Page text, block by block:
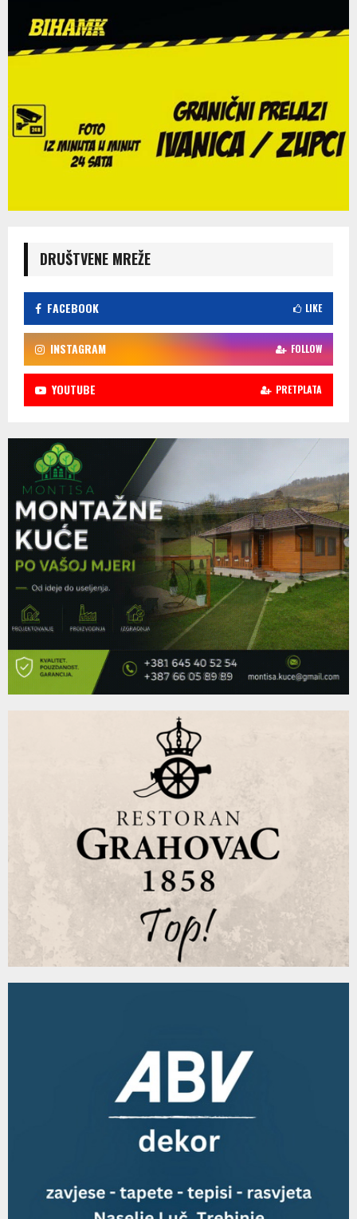
DRUŠTVENE MREŽE
FACEBOOK LIKE
INSTAGRAM FOLLOW
YOUTUBE PRETPLATA